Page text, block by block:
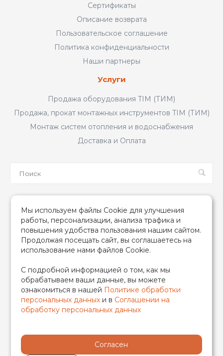
Сертификаты
Описание возврата
Пользовательское соглашение
Политика конфиденциальности
Наши партнеры
Услуги
Продажа оборудования TIM (ТИМ)
Продажа, прокат монтажных инструментов TIM (ТИМ)
Монтаж систем отопления и водоснабжения
Доставка и Оплата
2026 © TIM (ТИМ) Инженерная сантехника, Все права
защищены
ИП Гончаренко Надежда Николаевна
500708528433/319500700011740
Мы используем файлы Cookie для улучшения
работы, персонализации, анализа трафика и
повышения удобства пользования нашим сайтом.
Продолжая посещать сайт, вы соглашаетесь на
использование нами файлов Cookie.
С подробной информацией о том, как мы
обрабатываем ваши данные, вы можете
ознакомиться в нашей Политике обработки
персональных данных и в Соглашении на
обработку персональных данных
Согласен